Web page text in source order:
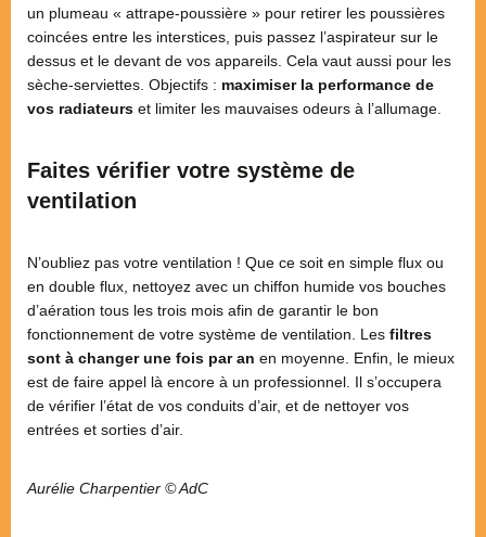
un plumeau « attrape-poussière » pour retirer les poussières
coincées entre les interstices, puis passez l’aspirateur sur le
dessus et le devant de vos appareils. Cela vaut aussi pour les
sèche-serviettes. Objectifs : maximiser la performance de
vos radiateurs et limiter les mauvaises odeurs à l’allumage.
Faites vérifier votre système de
ventilation
N’oubliez pas votre ventilation ! Que ce soit en simple flux ou
en double flux, nettoyez avec un chiffon humide vos bouches
d’aération tous les trois mois afin de garantir le bon
fonctionnement de votre système de ventilation. Les filtres
sont à changer une fois par an en moyenne. Enfin, le mieux
est de faire appel là encore à un professionnel. Il s’occupera
de vérifier l’état de vos conduits d’air, et de nettoyer vos
entrées et sorties d’air.
Aurélie Charpentier © AdC